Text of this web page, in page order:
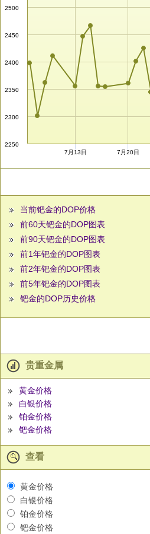
2250
2300
2350
2400
2450
2500
7月13日 7月20日
当前钯金的DOP价格
前60天钯金的DOP图表
前90天钯金的DOP图表
前1年钯金的DOP图表
前2年钯金的DOP图表
前5年钯金的DOP图表
钯金的DOP历史价格
贵重金属
黄金价格
白银价格
铂金价格
钯金价格
查看
黄金价格
白银价格
铂金价格
钯金价格